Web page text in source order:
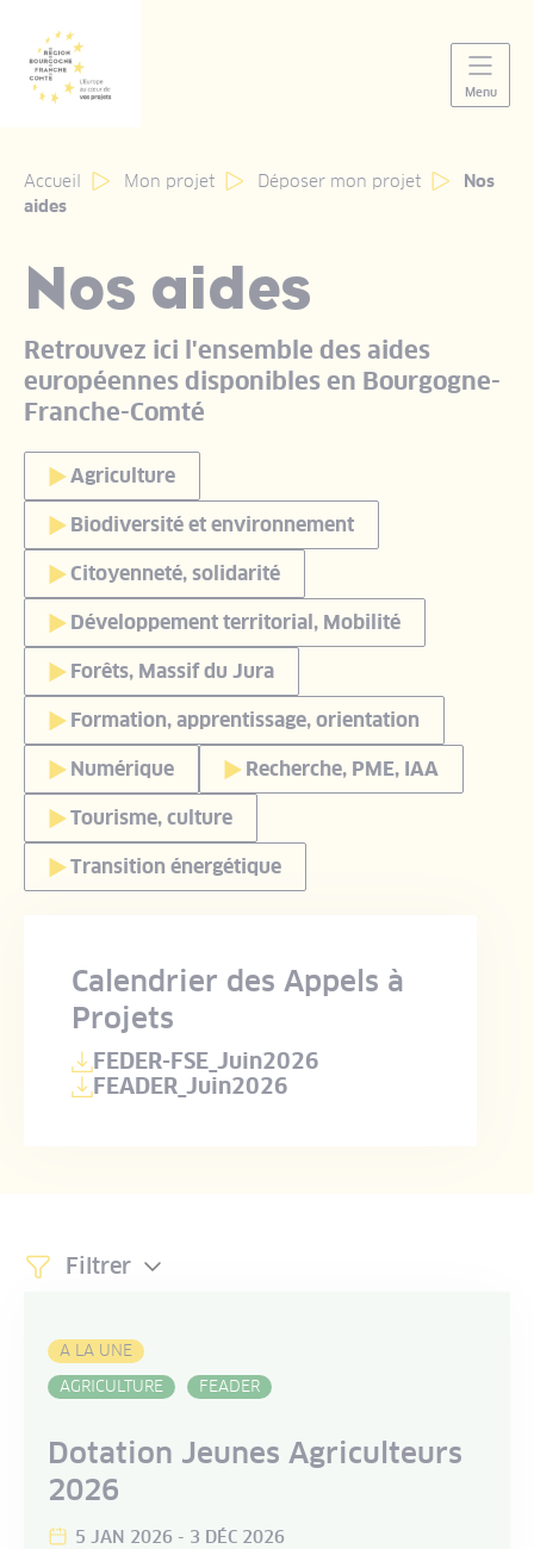
Menu
Accueil Mon projet Déposer mon projet
Nos
aides
Nos aides
Retrouvez ici l'ensemble des aides
européennes disponibles en Bourgogne-
Franche-Comté
Liste des aides
Agriculture
Biodiversité et environnement
Citoyenneté, solidarité
Développement territorial, Mobilité
Forêts, Massif du Jura
Formation, apprentissage, orientation
Numérique
Recherche, PME, IAA
Tourisme, culture
Transition énergétique
Calendrier des Appels à
Projets
FEDER-FSE_Juin2026
FEADER_Juin2026
Filtrer
A LA UNE
AGRICULTURE
FEADER
Dotation Jeunes Agriculteurs
2026
5 JAN 2026 - 3 DÉC 2026